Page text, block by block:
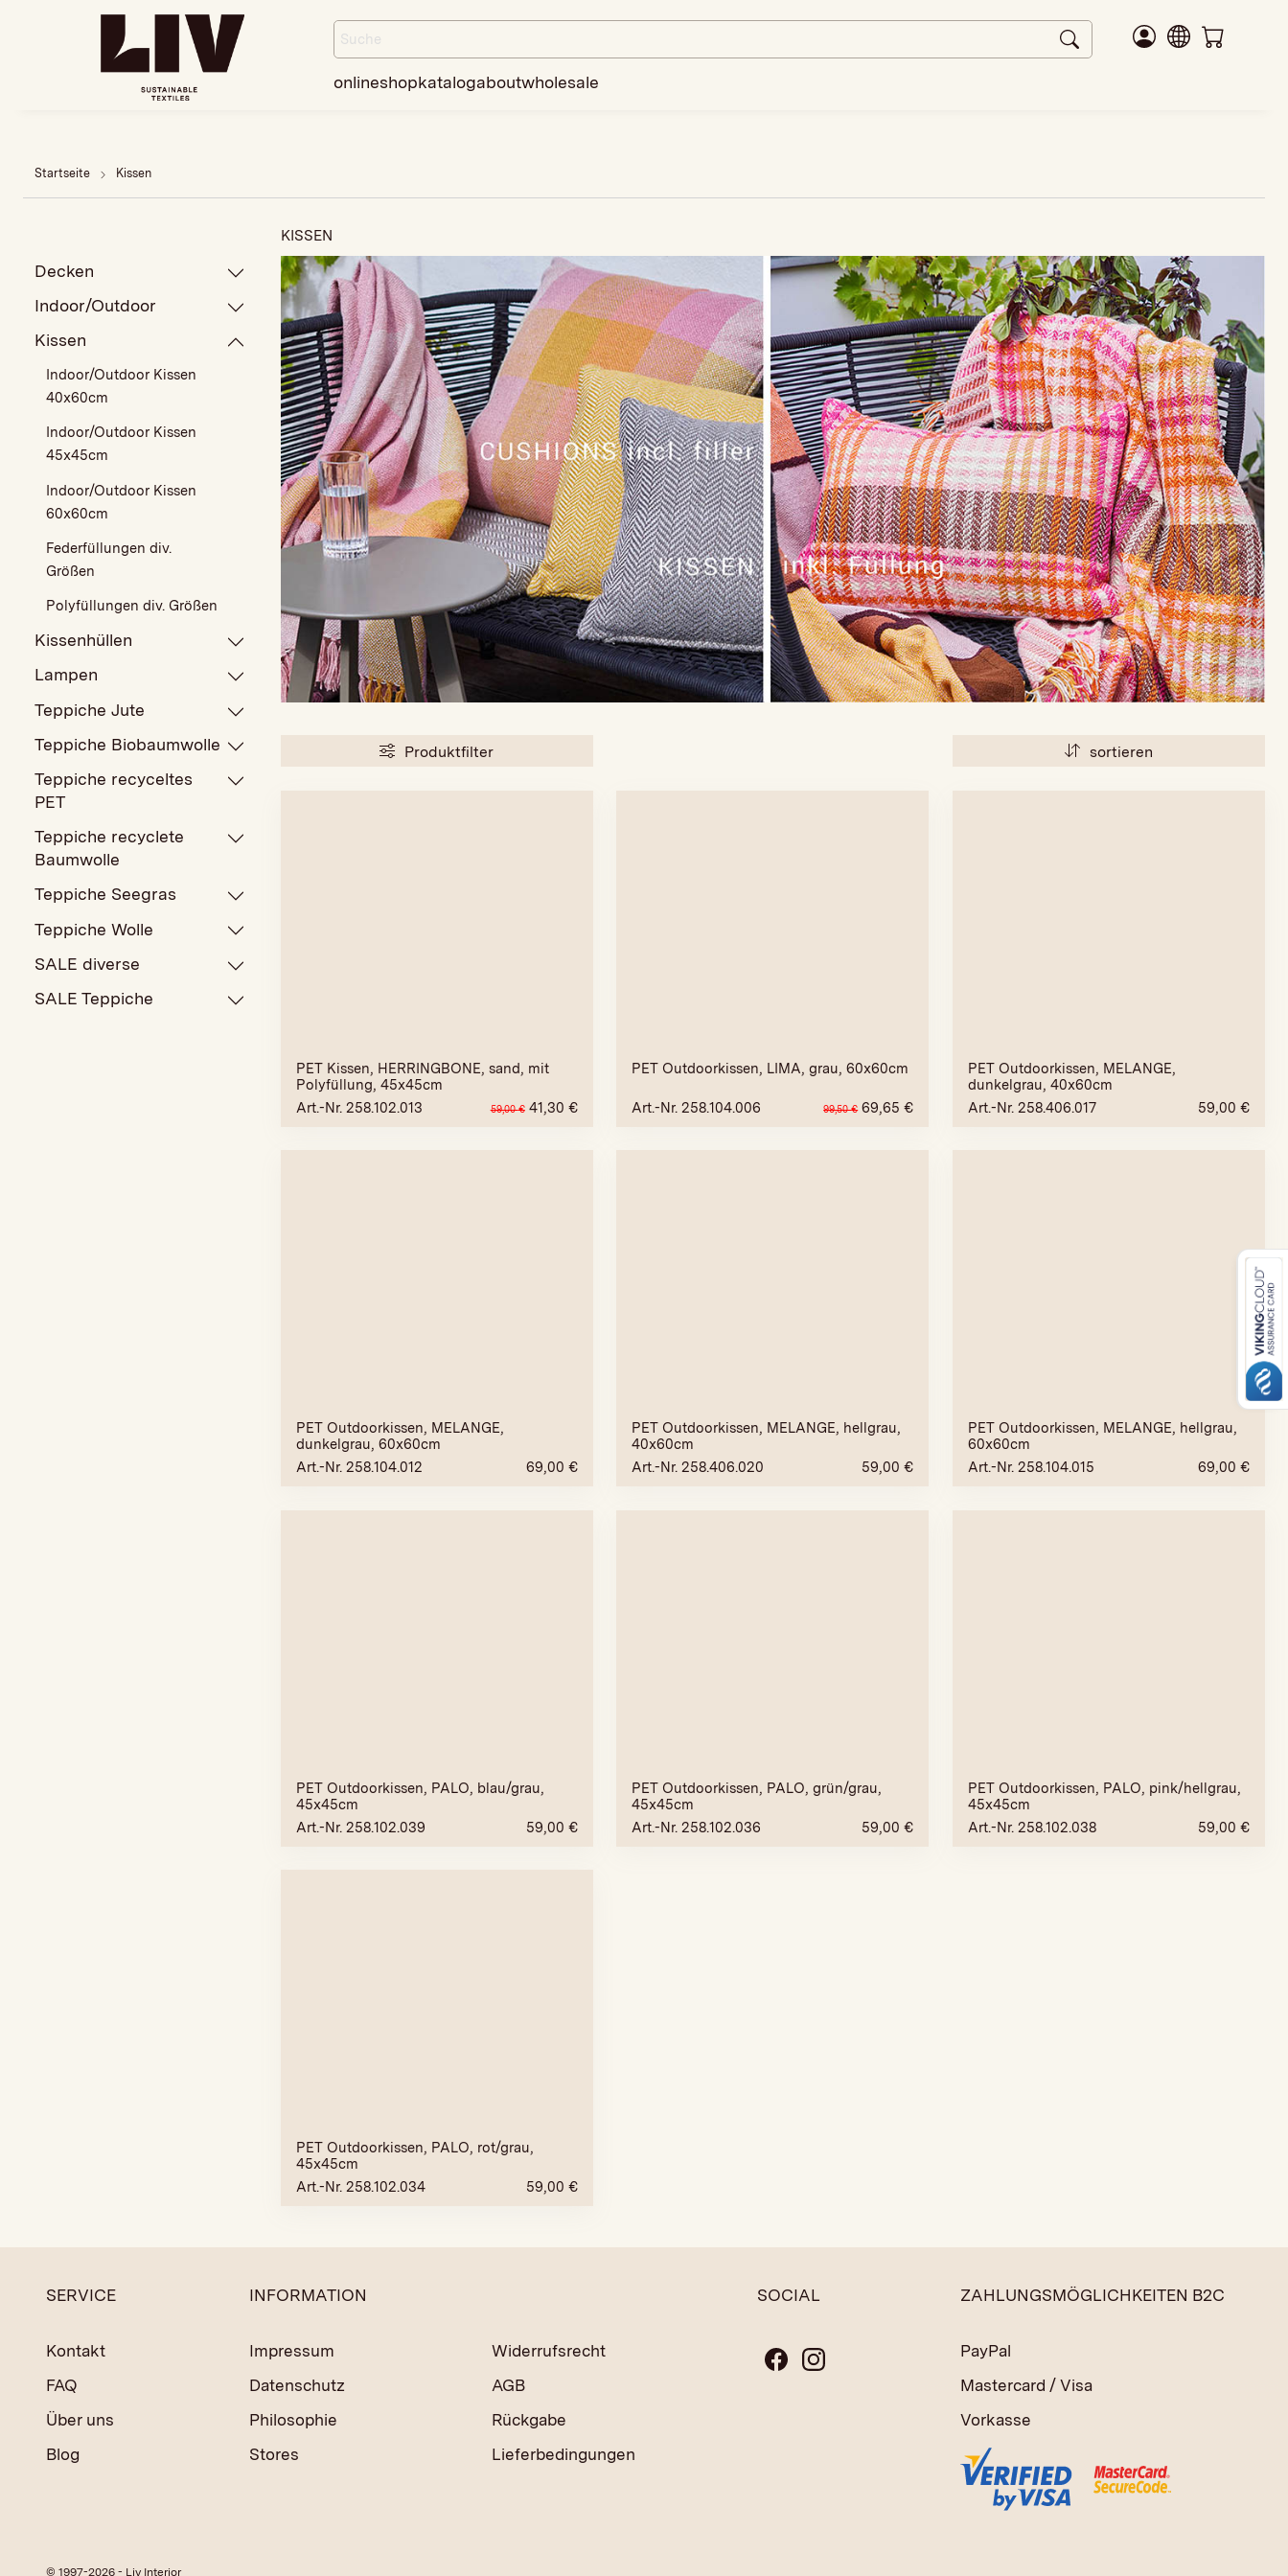
onlineshopkatalogaboutwholesale
Startseite Kissen
Decken
Indoor/Outdoor
Kissen
Indoor/Outdoor Kissen
40x60cm
Indoor/Outdoor Kissen
45x45cm
Indoor/Outdoor Kissen
60x60cm
Federfüllungen div.
Größen
Polyfüllungen div. Größen
Kissenhüllen
Lampen
Teppiche Jute
Teppiche Biobaumwolle
Teppiche recyceltes
PET
Teppiche recyclete
Baumwolle
Teppiche Seegras
Teppiche Wolle
SALE diverse
SALE Teppiche
KISSEN
Produktfilter sortieren
PET Kissen, HERRINGBONE, sand, mit
Polyfüllung, 45x45cm
Art.-Nr. 258.102.013
59,00€ 41,30 €
PET Outdoorkissen, LIMA, grau, 60x60cm
Art.-Nr. 258.104.006 99,50€ 69,65€
PET Outdoorkissen, MELANGE,
dunkelgrau, 40x60cm
Art.-Nr. 258.406.017
59,00 €
PET Outdoorkissen, MELANGE,
dunkelgrau, 60x60cm
Art.-Nr. 258.104.012
69,00 €
PET Outdoorkissen, MELANGE, hellgrau,
40x60cm
Art.-Nr. 258.406.020
59,00€
PET Outdoorkissen, MELANGE, hellgrau,
60x60cm
Art.-Nr. 258.104.015
69,00 €
PET Outdoorkissen, PALO, blau/grau,
45x45cm
Art.-Nr. 258.102.039
59,00 €
PET Outdoorkissen, PALO, grün/grau,
45x45cm
Art.-Nr. 258.102.036
59,00€
PET Outdoorkissen, PALO, pink/hellgrau,
45x45cm
Art.-Nr. 258.102.038
59,00 €
PET Outdoorkissen, PALO, rot/grau,
45x45cm
Art.-Nr. 258.102.034
59,00 €
SERVICE
Kontakt
FAQ
Über uns
Blog
INFORMATION
Impressum
Datenschutz
Philosophie
Stores
Widerrufsrecht
AGB
Rückgabe
Lieferbedingungen
SOCIAL ZAHLUNGSMÖGLICHKEITEN B2C
PayPal
Mastercard / Visa
Vorkasse
© 1997-2026 - Liv Interior